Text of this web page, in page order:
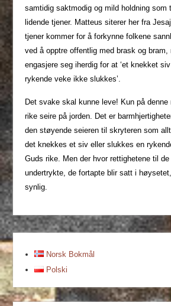
samtidig saktmodig og mild holdning som
lidende tjener. Matteus siterer her fra
tjener kommer for å forkynne folkene
ved å opptre offentlig med brask og bram,
engasjere seg iherdig for at ‘et knekket
rykende veke ikke slukkes’.
Det svake skal kunne leve! Kun på denne
rike seire på jorden. Det er
den støyende seieren til skryteren som
det knekkes et siv eller slukkes en
Guds rike. Men der hvor rettighetene til
undertrykte, de fortapte blir satt i
synlig.
Norsk Bokmål
Polski